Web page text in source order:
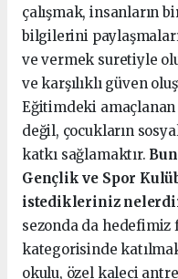
çalışmak, insanların
bilgilerini
ve vermek suretiyle
ve karşılıklı güven
Eğitimdeki
değil, çocukların
katkı sağlamaktır.
Gençlik ve Spor
istedikleriniz
sezonda da hedefimiz
kategorisinde
okulu, özel kaleci